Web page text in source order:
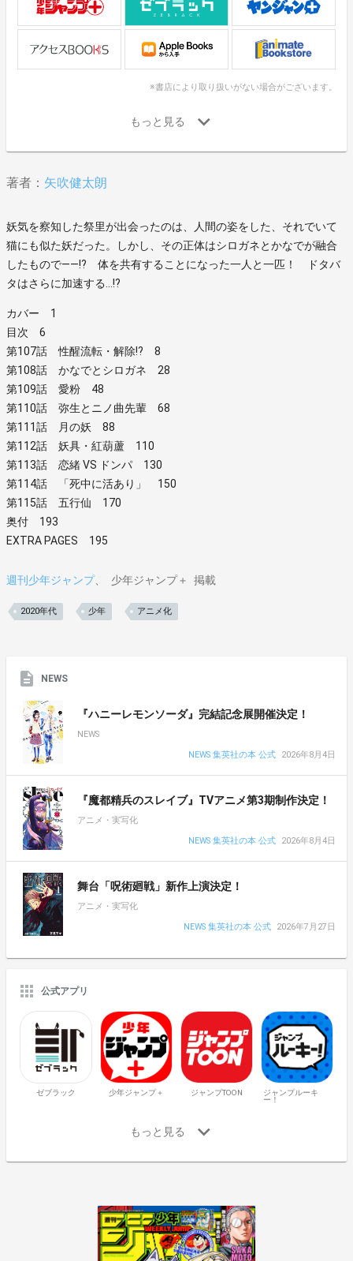
※書店により取り扱いがない場合がございます。
著者： 矢吹健太朗
妖気を察知した祭里が出会ったのは、人間の姿をした、それでいて
猫にも似た妖だった。しかし、その正体はシロガネとかなでが融合
したもので――!? 体を共有することになった一人と一匹！ ドタバ
タはさらに加速する…!?
カバー 1
目次 6
第107話 性醒流転・解除!? 8
第108話 かなでとシロガネ 28
第109話 愛粉 48
第110話 弥生とニノ曲先輩 68
第111話 月の妖 88
第112話 妖具・紅葫蘆 110
第113話 恋緒 VS ドンパ 130
第114話 「死中に活あり」 150
第115話 五行仙 170
奥付 193
EXTRA PAGES 195
週刊少年ジャンプ 少年ジャンプ＋ 掲載
2020年代 少年 アニメ化
NEWS
『ハニーレモンソーダ』完結記念展開催決定！
NEWS
NEWS 集英社の本 公式
2026年8月4日
『魔都精兵のスレイブ』TVアニメ第3期制作決定！
アニメ・実写化
NEWS 集英社の本 公式
2026年8月4日
舞台「呪術廻戦」新作上演決定！
アニメ・実写化
NEWS 集英社の本 公式
2026年7月27日
公式アプリ
ゼブラック 少年ジャンプ＋ ジャンプTOON
ジャンプルーキ
ー！